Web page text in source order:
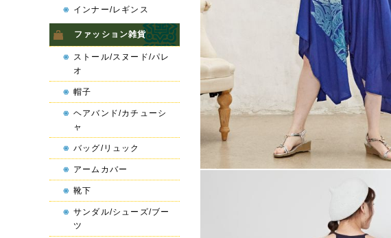
インナー/レギンス
ファッション雑貨
ストール/スヌード/パレ
オ
帽子
ヘアバンド/カチューシ
ャ
バッグ/リュック
アームカバー
靴下
サンダル/シューズ/ブー
ツ